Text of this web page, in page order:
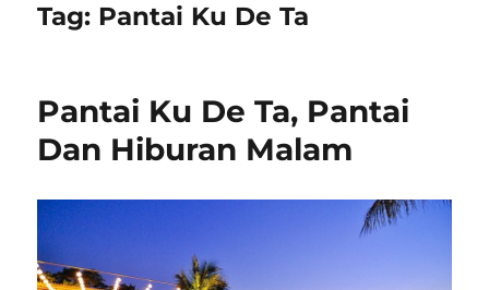
Tag: Pantai Ku De Ta
Pantai Ku De Ta, Pantai
Dan Hiburan Malam